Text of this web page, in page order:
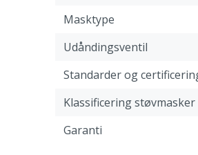
Masktype
Udåndingsventil
Standarder og
Klassificering støvmasker
Garanti